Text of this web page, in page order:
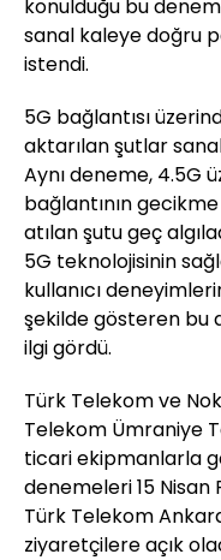
konulduğu bu
sanal kaleye doğru
istendi.
5G bağlantısı
aktarılan şutlar
Aynı deneme, 4.5G
bağlantının
atılan şutu geç
5G teknolojisinin
kullanıcı
şekilde gösteren bu
ilgi gördü.
Türk Telekom ve
Telekom Ümraniye
ticari ekipmanlarla
denemeleri 15
Türk Telekom
ziyaretçilere açık